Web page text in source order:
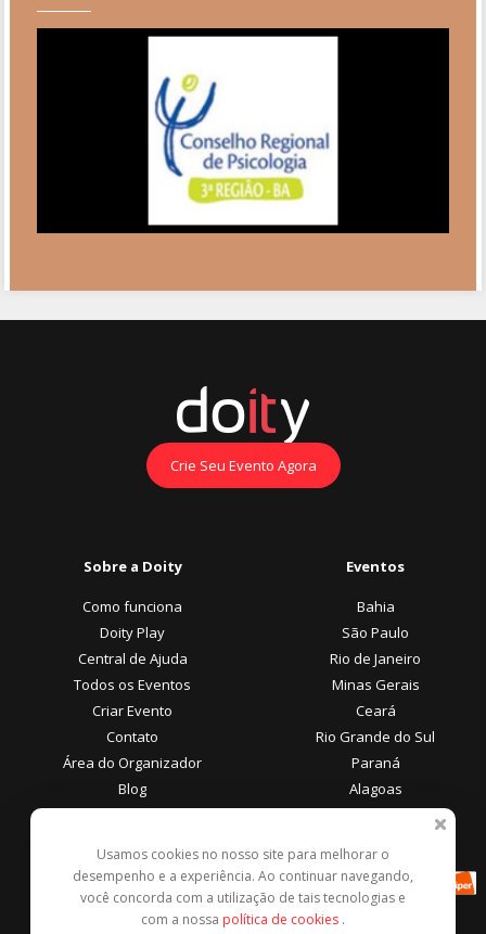
Crie Seu Evento Agora
Sobre a Doity
Como funciona
Doity Play
Central de Ajuda
Todos os Eventos
Criar Evento
Contato
Área do Organizador
Blog
Eventos
Bahia
São Paulo
Rio de Janeiro
Minas Gerais
Ceará
Rio Grande do Sul
Paraná
Alagoas
Área do Participante
Central de Ajuda
Denunciar este evento
Formas de Pagamento
Usamos cookies no nosso site para melhorar o
desempenho e a experiência. Ao continuar navegando,
você concorda com a utilização de tais tecnologias e
com a nossa política de cookies .